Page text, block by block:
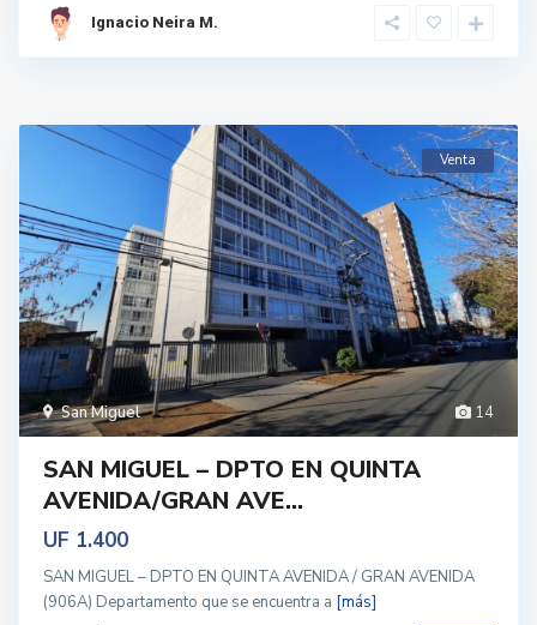
Ignacio Neira M.
14
San Miguel
Venta
SAN MIGUEL – DPTO EN QUINTA
AVENIDA/GRAN AVE...
UF 1.400
SAN MIGUEL – DPTO EN QUINTA AVENIDA / GRAN AVENIDA
(906A) Departamento que se encuentra a [más]